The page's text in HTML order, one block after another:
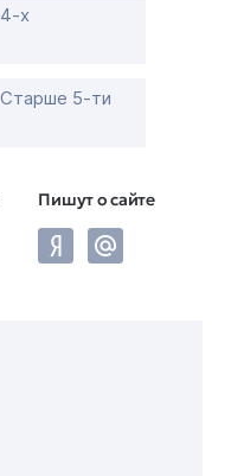
х
Старше 5-ти
Пишут о сайте